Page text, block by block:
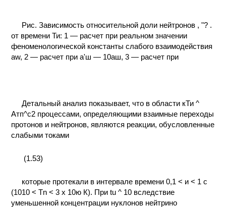
Рис. Зависимость относительной доли нейтронов , "? .
от времени Ти: 1 — расчет при реальном значении
феноменологической константы слабого взаимодействия
aw, 2 — расчет при а'ш — 10аш, 3 — расчет при
Детальный анализ показывает, что в области кТи ^
Атп^с2 процессами, определяющими взаимные переходы
протонов и нейтронов, являются реакции, обусловленные
слабыми токами
(1.53)
которые протекали в интервале времени 0,1 < и < 1 с
(1010 < Tn < 3 х 10ю К). При tu ^ 10 вследствие
уменьшенной концентрации нуклонов нейтрино